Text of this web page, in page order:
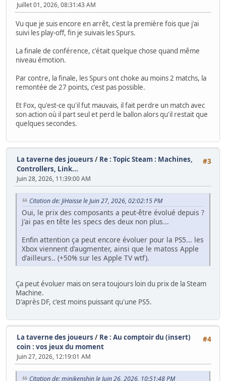
Juillet 01, 2026, 08:31:43 AM
Vu que je suis encore en arrêt, c'est la première fois que j'ai
suivi les play-off, fin je suivais les Spurs.
La finale de conférence, c'était quelque chose quand même
niveau émotion.
Par contre, la finale, les Spurs ont choke au moins 2 matchs, la
remontée de 27 points, c'est pas possible.
Et Fox, qu'est-ce qu'il fut mauvais, il fait perdre un match avec
son action où il part seul et perd le ballon alors qu'il restait que
quelques secondes.
#3
La taverne des joueurs / Re : Topic Steam : Machines,
Controllers, Link...
Juin 28, 2026, 11:39:00 AM
Citation de: JiHaisse le Juin 27, 2026, 02:02:15 PM
Oui, le prix des composants a peut-être évolué depuis ?
J'ai pas en tête les specs des deux non plus...
Enfin attention ça peut encore évoluer pour la PS5... les
Xbox viennent d'augmenter, ainsi que le matoss Apple
d'ailleurs.. (+50% sur les Apple TV wtf).
Ça peut évoluer mais on sera toujours loin du prix de la Steam
Machine.
D'après DF, c'est moins puissant qu'une PS5.
#4
La taverne des joueurs / Re : Au comptoir du (insert)
coin : vos jeux du moment
Juin 27, 2026, 12:19:01 AM
Citation de: minikenshin le Juin 26, 2026, 10:51:48 PM